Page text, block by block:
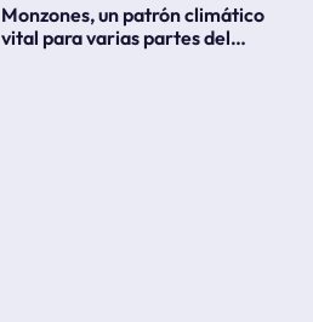
Monzones, un patrón climático
vital para varias partes del